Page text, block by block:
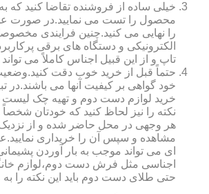
خیلی ساده از فروشنده تقاضا کنید
محصول را تست می نمایید.در صورت
را نهایی می کنید.چنین فرایندی
الکترونیکی و دستگاه های برقی
تاپ و از این قبیل اجناس کاملاً می
حتماً قبل از خرید خوب دقت
خود گواهی بر کیفیت آنها می باشند.در
خرید لوازم دست دوم و تهیه چک لیست
نکته را نیز لحاظ کنید که خودتان شخصاً
هر وجهی در محل حاضر شده و از
مشاهده و سپس آن را خریداری
ای می تواند موجب به بار آوردن
اجناسی مثل فرش دست دوم،لوازم
حتی طلای دست دوم باید این نکته را به